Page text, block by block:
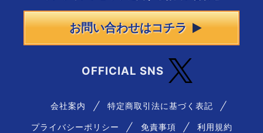
お問い合わせはコチラ
OFFICIAL SNS
会社案内 特定商取引法に基づく表記
プライバシーポリシー 免責事項 利用規約